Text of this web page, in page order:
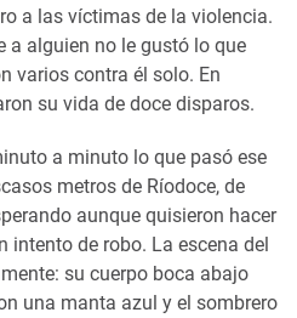
a las víctimas de la violencia.
a alguien no le gustó lo que
varios contra él solo. En
su vida de doce disparos.
a minuto lo que pasó ese
metros de Ríodoce, de
aunque quisieron hacer
intento de robo. La escena del
su cuerpo boca abajo
una manta azul y el sombrero